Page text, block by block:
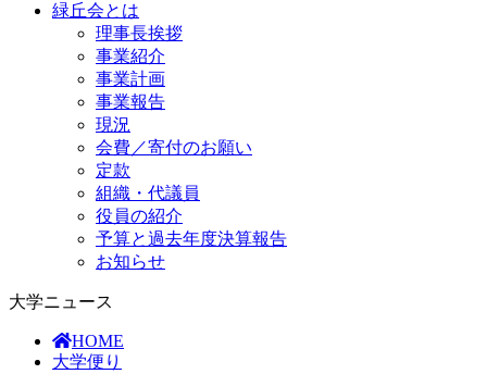
緑丘会とは
理事長挨拶
事業紹介
事業計画
事業報告
現況
会費／寄付のお願い
定款
組織・代議員
役員の紹介
予算と過去年度決算報告
お知らせ
大学ニュース
HOME
大学便り